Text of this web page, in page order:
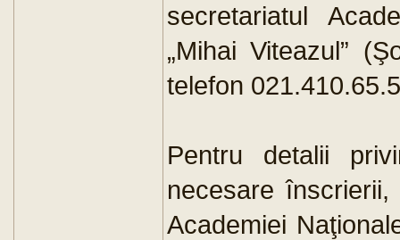
secretariatul
„Mihai Viteazul”
telefon
Pentru detalii
necesare
Academiei